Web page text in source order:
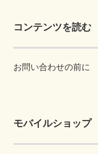
コンテンツを読む
お問い合わせの前に
モバイルショップ